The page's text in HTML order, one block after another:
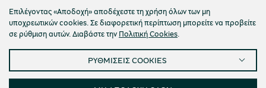
Πολιτική απορρήτου Όροι χρήσης
Cookies
Επιλέγοντας «Αποδοχή» αποδέχεστε τη χρήση όλων των μη
υποχρεωτικών cookies. Σε διαφορετική περίπτωση μπορείτε να προβείτε
σε ρύθμιση αυτών. Διαβάστε την Πολιτική Cookies.
ΡΥΘΜΙΣΕΙΣ COOKIES